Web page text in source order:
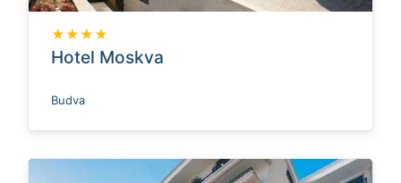
★★★★
Hotel Moskva
Budva